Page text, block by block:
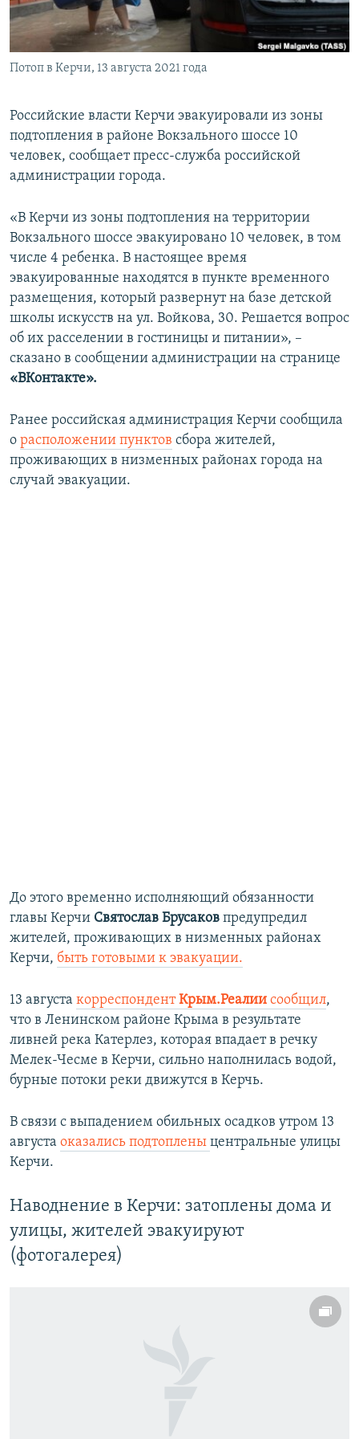
ПОБЕДИТЕЛЕЙ НЕ СУДЯТ?
КРЫМ.НЕПОКОРЕННЫЙ
ELIFBE
ПРИСОЕДИНЯЙТЕСЬ!
Все сайты RFE/RL
Потоп в Керчи, 13 августа 2021 года
Российские власти Керчи эвакуировали из зоны
подтопления в районе Вокзального шоссе 10
человек, сообщает пресс-служба российской
администрации города.
«В Керчи из зоны подтопления на территории
Вокзального шоссе эвакуировано 10 человек, в том
числе 4 ребенка. В настоящее время
эвакуированные находятся в пункте временного
размещения, который развернут на базе детской
школы искусств на ул. Войкова, 30. Решается вопрос
об их расселении в гостиницы и питании», –
сказано в сообщении администрации на странице
«ВКонтакте».
Ранее российская администрация Керчи сообщила
о расположении пунктов сбора жителей,
проживающих в низменных районах города на
случай эвакуации.
До этого временно исполняющий обязанности
главы Керчи Святослав Брусаков предупредил
жителей, проживающих в низменных районах
Керчи, быть готовыми к эвакуации.
13 августа корреспондентКрым.Реалии сообщил,
что в Ленинском районе Крыма в результате
ливней река Катерлез, которая впадает в речку
Мелек-Чесме в Керчи, сильно наполнилась водой,
бурные потоки реки движутся в Керчь.
В связи с выпадением обильных осадков утром 13
августа оказались подтоплены центральные улицы
Керчи.
Наводнение в Керчи: затоплены дома и
улицы, жителей эвакуируют
(фотогалерея)